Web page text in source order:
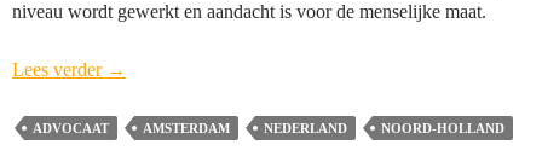
niveau wordt gewerkt en aandacht is voor de menselijke maat.
Lees verder Advocaat-
Omgevingsrecht
→
ADVOCAAT AMSTERDAM NEDERLAND NOORD-HOLLAND